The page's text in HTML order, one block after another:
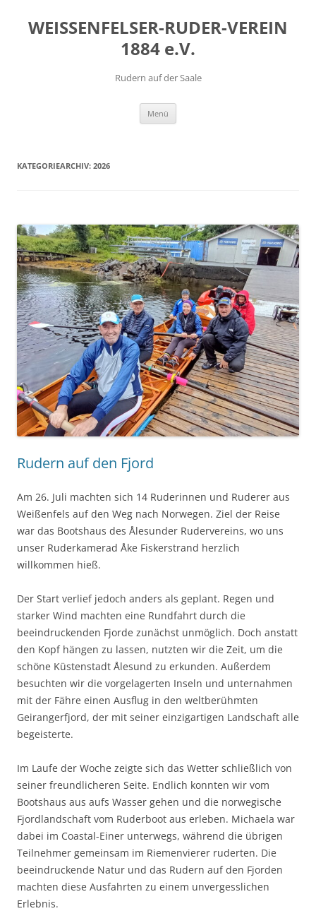
springen
WEISSENFELSER-RUDER-VEREIN
1884 e.V.
Rudern auf der Saale
Menü
KATEGORIEARCHIV: 2026
Rudern auf den Fjord
Am 26. Juli machten sich 14 Ruderinnen und Ruderer aus
Weißenfels auf den Weg nach Norwegen. Ziel der Reise
war das Bootshaus des Ålesunder Rudervereins, wo uns
unser Ruderkamerad Åke Fiskerstrand herzlich
willkommen hieß.
Der Start verlief jedoch anders als geplant. Regen und
starker Wind machten eine Rundfahrt durch die
beeindruckenden Fjorde zunächst unmöglich. Doch anstatt
den Kopf hängen zu lassen, nutzten wir die Zeit, um die
schöne Küstenstadt Ålesund zu erkunden. Außerdem
besuchten wir die vorgelagerten Inseln und unternahmen
mit der Fähre einen Ausflug in den weltberühmten
Geirangerfjord, der mit seiner einzigartigen Landschaft alle
begeisterte.
Im Laufe der Woche zeigte sich das Wetter schließlich von
seiner freundlicheren Seite. Endlich konnten wir vom
Bootshaus aus aufs Wasser gehen und die norwegische
Fjordlandschaft vom Ruderboot aus erleben. Michaela war
dabei im Coastal-Einer unterwegs, während die übrigen
Teilnehmer gemeinsam im Riemenvierer ruderten. Die
beeindruckende Natur und das Rudern auf den Fjorden
machten diese Ausfahrten zu einem unvergesslichen
Erlebnis.